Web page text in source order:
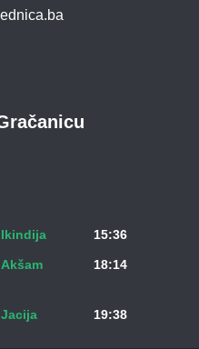
Ikindija 15:36
Akšam 18:14
Jacija 19:38